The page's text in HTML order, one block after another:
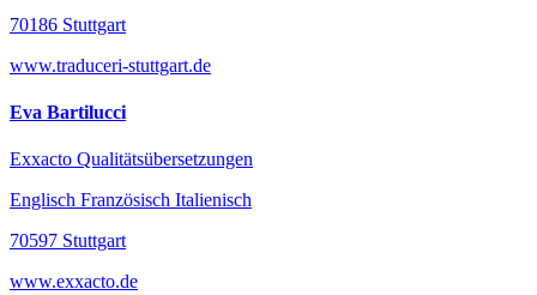
70186 Stuttgart
www.traduceri-stuttgart.de
Eva Bartilucci
Exxacto Qualitätsübersetzungen
Englisch Französisch Italienisch
70597 Stuttgart
www.exxacto.de